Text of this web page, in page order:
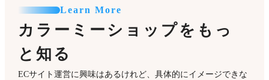
Learn More
カラーミーショップをもっ
と知る
ECサイト運営に興味はあるけれど、具体的にイメージできな